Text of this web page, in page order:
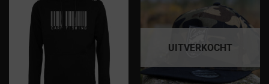
UITVERKOCHT